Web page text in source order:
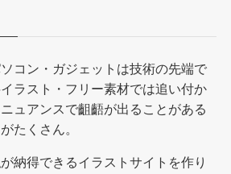
コン・ガジェットは技術の先端で
ラスト・フリー素材では追い付か
ュアンスで齟齬が出ることがある
たくさん。
納得できるイラストサイトを作り